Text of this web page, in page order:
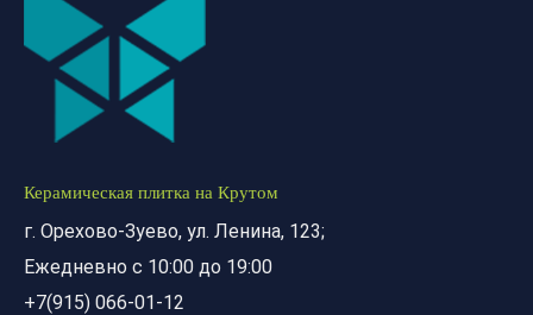
Керамическая плитка на Крутом
г. Орехово-Зуево, ул. Ленина, 123;
Ежедневно с 10:00 до 19:00
+7(915) 066-01-12